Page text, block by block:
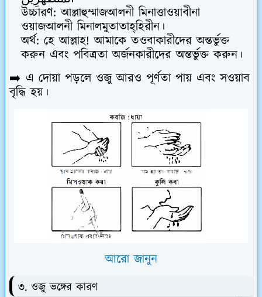
উচ্চারণ: আল্লাহুম্মাজআলনী মিনাত্তাওয়াবীনা
ওয়াজআলনী মিনালমুতাতাহ্‌হিরীন।
অর্থ: হে আল্লাহ! আমাকে তওবাকারীদের অন্তর্ভুক্ত
করুন এবং পবিত্রতা অর্জনকারীদের অন্তর্ভুক্ত করুন।
➡️ এ দোয়া পড়লে ওজু আরও পূর্ণতা পায় এবং সওয়াব
বৃদ্ধি হয়।
আরো জানুন
৩. ওজু ভঙ্গের কারণ